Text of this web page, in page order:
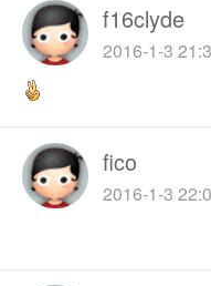
f16clyde
2016-1-3
fico
2016-1-3